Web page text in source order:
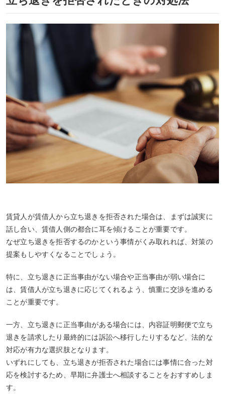
賃貸人が賃借人から立ち退きを拒否された場合は、まずは誠実に
話し合い、賃借人側の都合に耳を傾けることが重要です。
なぜ立ち退きを拒否するのかという事情がくみ取れれば、対策の
提案もしやすくなることでしょう。
特に、立ち退きに正当事由がない場合や正当事由が弱い場合に
は、賃借人が立ち退きに応じてくれるよう、慎重に交渉を進める
ことが重要です。
一方、立ち退きに正当事由がある場合には、内容証明郵便で立ち
退きを請求したり最終的には訴訟へ移行したりするなど、法的な
対応が有力な選択肢となります。
いずれにしても、立ち退きが拒否された場合には事情に合った対
応を検討するため、早期に弁護士へ相談することをおすすめしま
す。